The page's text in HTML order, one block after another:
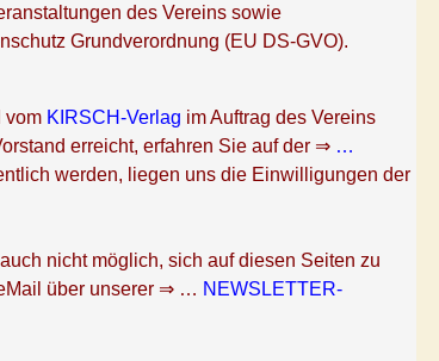
des Vereins sowie
Grundverordnung (EU DS-GVO).
vom KIRSCH-Verlag im Auftrag des Vereins
erreicht, erfahren Sie auf der ⇒ …
werden, liegen uns die Einwilligungen der
nicht möglich, sich auf diesen Seiten zu
über unserer ⇒ … NEWSLETTER-